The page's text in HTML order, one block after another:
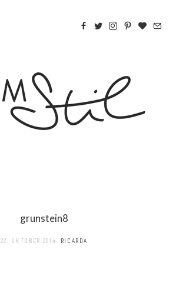
grunstein8
22. OKTOBER 2014 RICARDA